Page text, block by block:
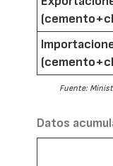
Fuente:
Datos